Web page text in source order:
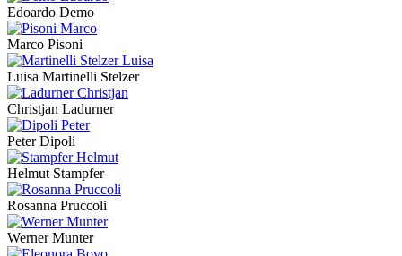
Edoardo Demo
Marco Pisoni
Luisa Martinelli Stelzer
Christjan Ladurner
Peter Dipoli
Helmut Stampfer
Rosanna Pruccoli
Werner Munter